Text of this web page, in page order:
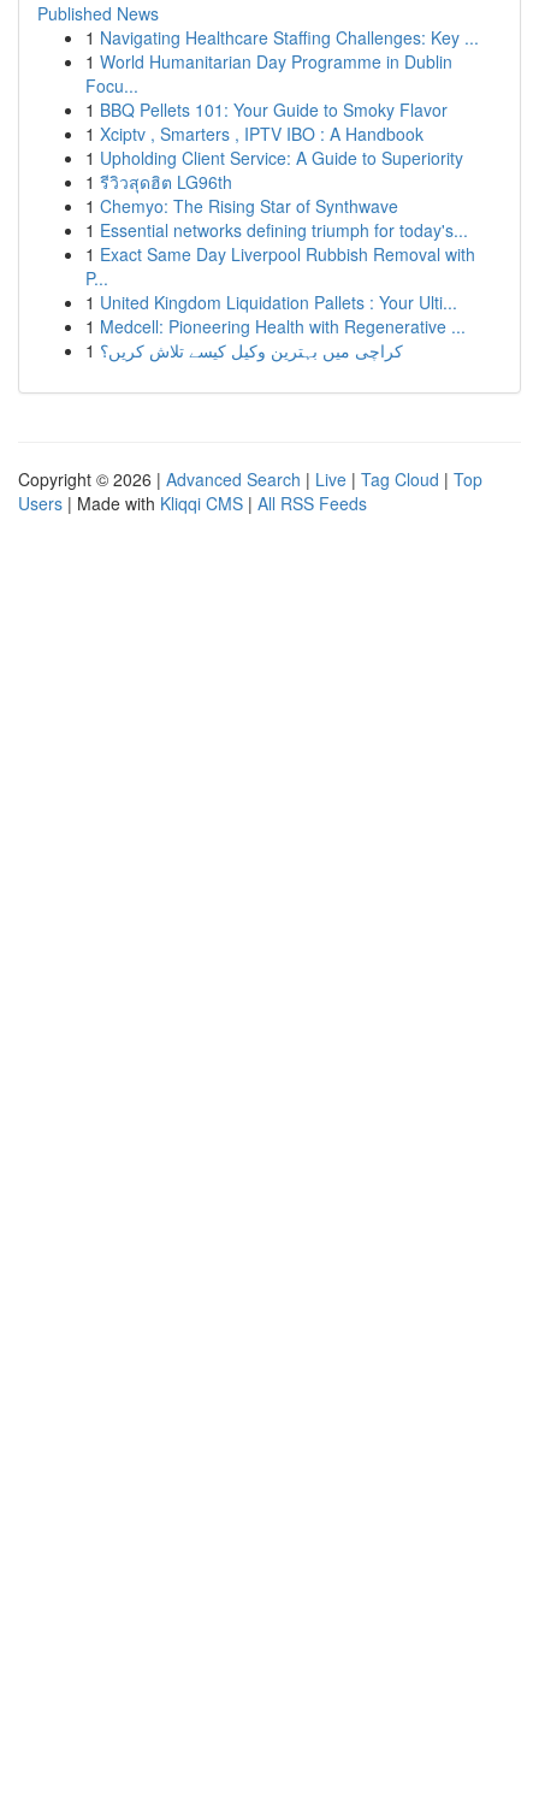
Published News
1 Navigating Healthcare Staffing Challenges: Key ...
1 World Humanitarian Day Programme in Dublin
Focu...
1 BBQ Pellets 101: Your Guide to Smoky Flavor
1 Xciptv , Smarters , IPTV IBO : A Handbook
1 Upholding Client Service: A Guide to Superiority
1 รีวิวสุดฮิต LG96th
1 Chemyo: The Rising Star of Synthwave
1 Essential networks defining triumph for today's...
1 Exact Same Day Liverpool Rubbish Removal with
P...
1 United Kingdom Liquidation Pallets : Your Ulti...
1 Medcell: Pioneering Health with Regenerative ...
1 کراچی میں بہترین وکیل کیسے تلاش کریں؟
Copyright © 2026 | Advanced Search | Live | Tag Cloud | Top
Users | Made with Kliqqi CMS | All RSS Feeds